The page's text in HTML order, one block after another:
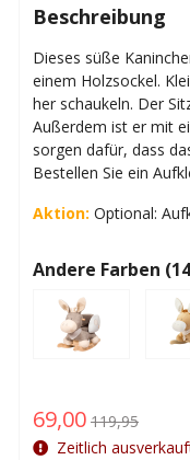
Beschreibung
Dieses süße
einem Holzsockel.
her schaukeln. Der
Außerdem ist er mit
sorgen dafür, dass
Bestellen Sie ein
Aktion: Optional:
Andere Farben
69,00 119,95
Zeitlich